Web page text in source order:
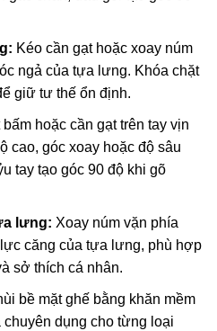
Kéo cần gạt hoặc xoay núm
ngả của tựa lưng. Khóa chặt
giữ tư thế ổn định.
bấm hoặc cần gạt trên tay vịn
cao, góc xoay hoặc độ sâu
tay tạo góc 90 độ khi gõ
lưng: Xoay núm vặn phía
căng của tựa lưng, phù hợp
sở thích cá nhân.
bề mặt ghế bằng khăn mềm
dụng cho từng loại